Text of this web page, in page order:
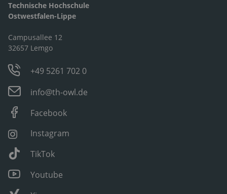
Technische Hochschule
Ostwestfalen-Lippe
Campusallee 12
32657 Lemgo
+49 5261 702 0
info@th-owl.de
Facebook
Instagram
TikTok
Youtube